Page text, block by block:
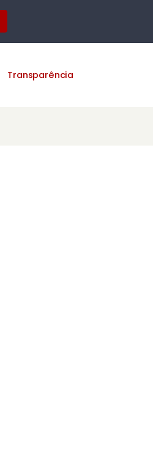
Transparência